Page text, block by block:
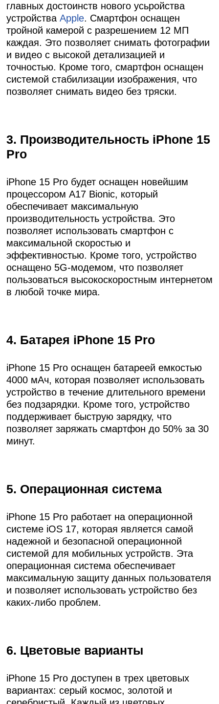
главных достоинств нового усьройства
устройства Apple. Смартфон оснащен
тройной камерой с разрешением 12 МП
каждая. Это позволяет снимать фотографии
и видео с высокой детализацией и
точностью. Кроме того, смартфон оснащен
системой стабилизации изображения, что
позволяет снимать видео без тряски.
3. Производительность iPhone 15
Pro
iPhone 15 Pro будет оснащен новейшим
процессором A17 Bionic, который
обеспечивает максимальную
производительность устройства. Это
позволяет использовать смартфон с
максимальной скоростью и
эффективностью. Кроме того, устройство
оснащено 5G-модемом, что позволяет
пользоваться высокоскоростным интернетом
в любой точке мира.
4. Батарея iPhone 15 Pro
iPhone 15 Pro оснащен батареей емкостью
4000 мАч, которая позволяет использовать
устройство в течение длительного времени
без подзарядки. Кроме того, устройство
поддерживает быструю зарядку, что
позволяет заряжать смартфон до 50% за 30
минут.
5. Операционная система
iPhone 15 Pro работает на операционной
системе iOS 17, которая является самой
надежной и безопасной операционной
системой для мобильных устройств. Эта
операционная система обеспечивает
максимальную защиту данных пользователя
и позволяет использовать устройство без
каких-либо проблем.
6. Цветовые варианты
iPhone 15 Pro доступен в трех цветовых
вариантах: серый космос, золотой и